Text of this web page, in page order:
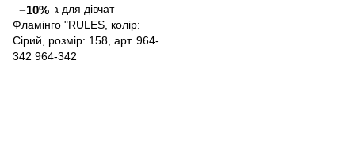
−10%